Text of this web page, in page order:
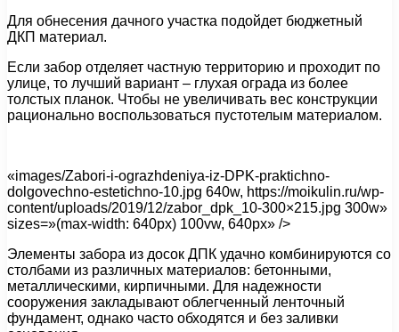
Для обнесения дачного участка подойдет бюджетный
ДКП материал.
Если забор отделяет частную территорию и проходит по
улице, то лучший вариант – глухая ограда из более
толстых планок. Чтобы не увеличивать вес конструкции
рационально воспользоваться пустотелым материалом.
«images/Zabori-i-ograzhdeniya-iz-DPK-praktichno-
dolgovechno-estetichno-10.jpg 640w, https://moikulin.ru/wp-
content/uploads/2019/12/zabor_dpk_10-300×215.jpg 300w»
sizes=»(max-width: 640px) 100vw, 640px» />
Элементы забора из досок ДПК удачно комбинируются со
столбами из различных материалов: бетонными,
металлическими, кирпичными. Для надежности
сооружения закладывают облегченный ленточный
фундамент, однако часто обходятся и без заливки